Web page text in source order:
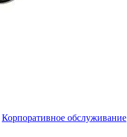
Корпоративное обслуживание